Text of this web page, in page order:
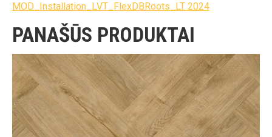
MOD_Installation_LVT_FlexDBRoots_LT 2024
PANAŠŪS PRODUKTAI